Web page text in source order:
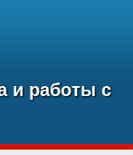
и работы с